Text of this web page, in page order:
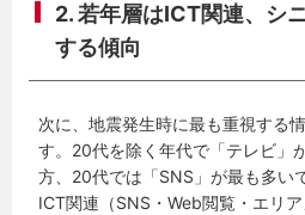
2. 若年層はICT関連、シ
する傾向
次に、地震発生時に最も重視する
す。20代を除く年代で「テレビ」
方、20代では「SNS」が最も多い
ICT関連（SNS・Web閲覧・エリ